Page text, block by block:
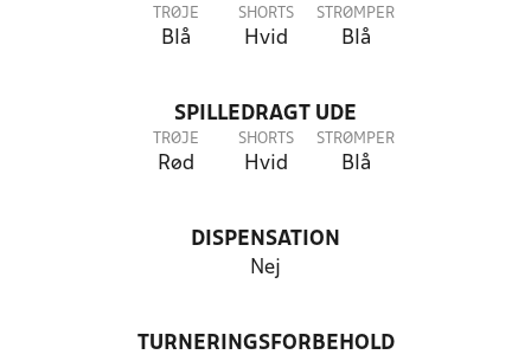
TRØJE
Blå
SHORTS
Hvid
STRØMPER
Blå
SPILLEDRAGT UDE
TRØJE
Rød
SHORTS
Hvid
STRØMPER
Blå
DISPENSATION
Nej
TURNERINGSFORBEHOLD